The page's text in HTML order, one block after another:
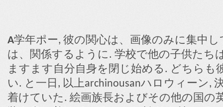
A学年ポー, 彼の関心は、画像のみに集中
は、関係するように. 学校で他の子供たち
ますます自分自身を閉じ始める. どちらも
い. と一日, 以上archinousanハロウィーン,
着けていた. 絵画族長およびその他の国の